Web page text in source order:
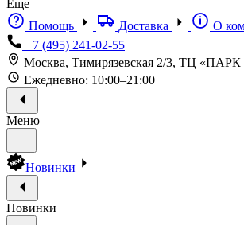
Еще
Помощь
Доставка
О
+7 (495) 241-02-55
Москва, Тимирязевская 2/3, ТЦ «ПАРК
Ежедневно: 10:00–21:00
Меню
Новинки
Новинки